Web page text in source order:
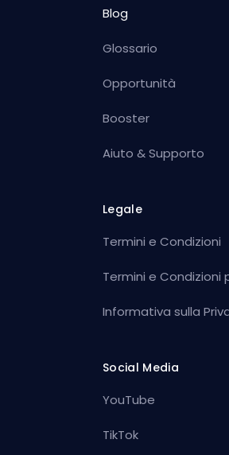
Blog
Glossario
Opportunità
Booster
Aiuto & Supporto
Legale
Termini e Condizioni
Termini e Condizioni
Informativa sulla
Social Media
YouTube
TikTok